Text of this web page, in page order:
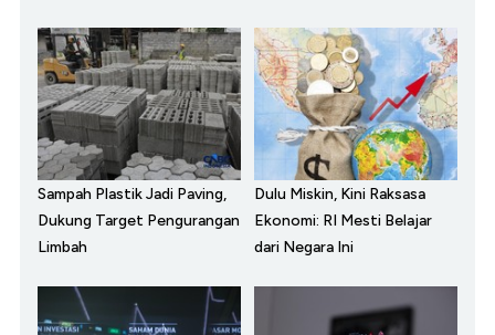
Sampah Plastik Jadi Paving,
Dukung Target Pengurangan
Limbah
Dulu Miskin, Kini Raksasa
Ekonomi: RI Mesti Belajar
dari Negara Ini